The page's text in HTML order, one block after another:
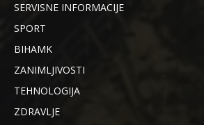
SERVISNE INFORMACIJE
SPORT
BIHAMK
ZANIMLJIVOSTI
TEHNOLOGIJA
ZDRAVLJE